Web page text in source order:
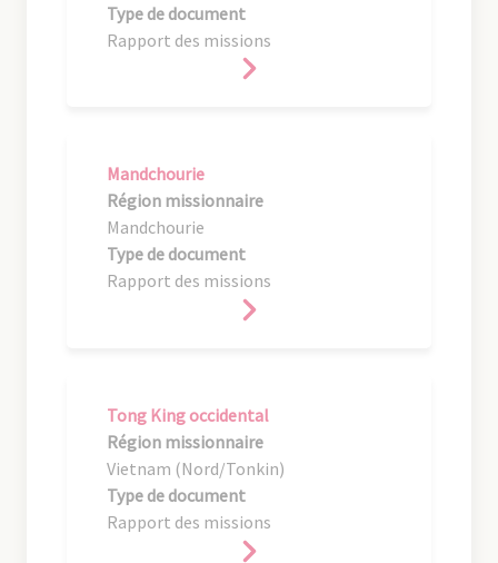
Type de document
Rapport des missions
Mandchourie
Région missionnaire
Mandchourie
Type de document
Rapport des missions
Tong King occidental
Région missionnaire
Vietnam (Nord/Tonkin)
Type de document
Rapport des missions